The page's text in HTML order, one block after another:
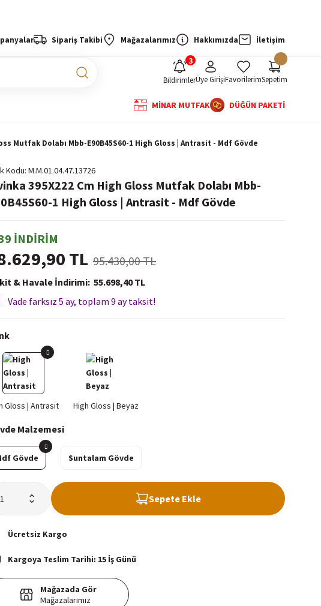
Sipariş Takibi Mağazalarımız Hakkımızda İletişim
BildirimlerÜye GirişiFavorilerimSepetim
MİNAR MUTFAK DÜĞÜN PAKETİ
Mutfak Dolabı Mbb-E90B45S60-1 High Gloss | Antrasit - Mdf Gövde
Kodu M.M.01.04.47.13726
395X222 Cm High Gloss Mutfak Dolabı Mbb-
1 High Gloss | Antrasit - Mdf Gövde
İNDİRİM
TL 95.430,00 TL
& Havale İndirimi 55.698,40 TL
Vade farksız 5 ay, toplam 9 ay taksit!
Malzemesi
Gövde Suntalam Gövde
Sepete Ekle
Ücretsiz Kargo
Kargoya Teslim Tarihi: 15 İş Günü
Mağazada Gör
Mağazalarımız